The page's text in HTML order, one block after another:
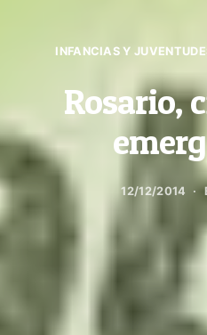
INFANCIAS Y
Rosario,
12/12/2014